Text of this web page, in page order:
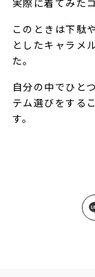
実際に着てみた
このときは下駄
としたキャラメ
た。
自分の中でひと
テム選びをする
す。